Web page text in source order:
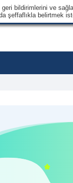
bildirimlerini ve
da şeffaflıkla belirtmek